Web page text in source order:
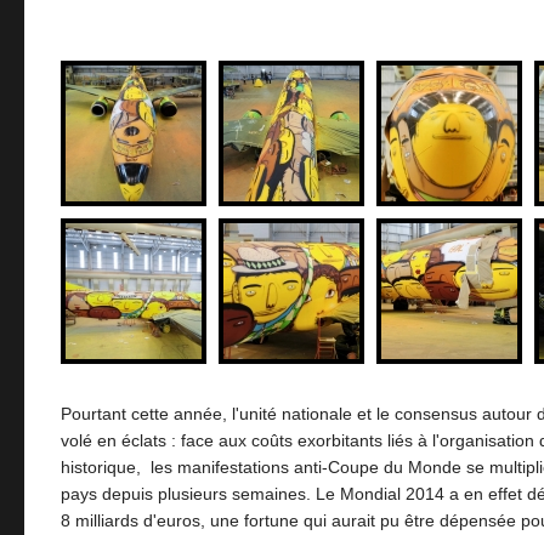
Pourtant cette année, l'unité nationale et le consensus autour
volé en éclats : face aux coûts exorbitants liés à l'organisation
historique, les manifestations anti-Coupe du Monde se
pays depuis plusieurs semaines. Le Mondial 2014 a en effet
8 milliards d'euros, une fortune qui aurait pu être dépensée